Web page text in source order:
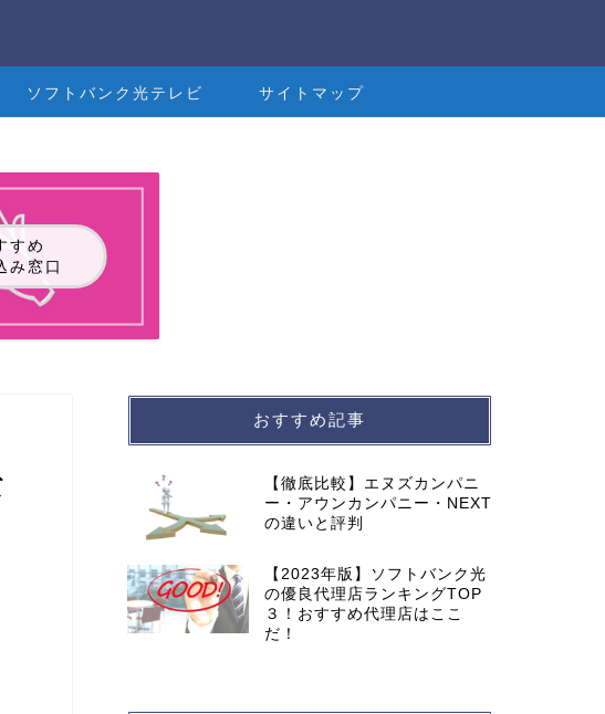
ソフトバンク光テレビ サイトマップ
すめ
み窓口
おすすめ記事
【徹底比較】エヌズカンパニ
ー・アウンカンパニー・NEXT
の違いと評判
【2023年版】ソフトバンク光
の優良代理店ランキングTOP
３！おすすめ代理店はここ
だ！